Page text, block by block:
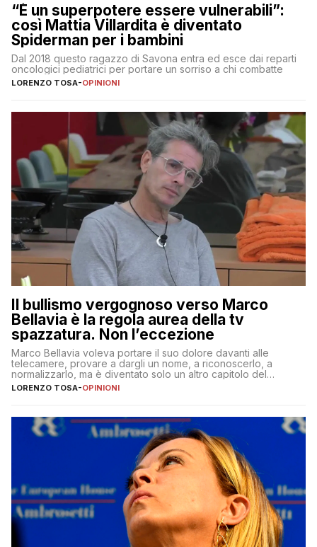
“È un superpotere essere vulnerabili”:
così Mattia Villardita è diventato
Spiderman per i bambini
Dal 2018 questo ragazzo di Savona entra ed esce dai reparti
oncologici pediatrici per portare un sorriso a chi combatte
LORENZO TOSA-OPINIONI
Il bullismo vergognoso verso Marco
Bellavia è la regola aurea della tv
spazzatura. Non l’eccezione
Marco Bellavia voleva portare il suo dolore davanti alle
telecamere, provare a dargli un nome, a riconoscerlo, a
normalizzarlo, ma è diventato solo un altro capitolo del
copione
LORENZO TOSA-OPINIONI